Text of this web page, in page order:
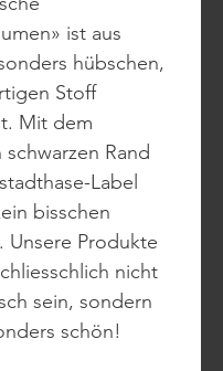
ist aus
hübschen,
Stoff
Mit dem
Rand
Label
bisschen
Unsere Produkte
nicht
sein, sondern
schön!